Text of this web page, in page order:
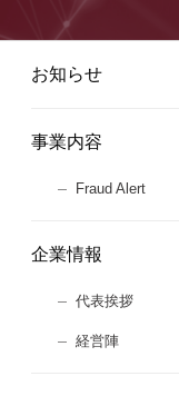
お知らせ
事業内容
Fraud Alert
企業情報
代表挨拶
経営陣